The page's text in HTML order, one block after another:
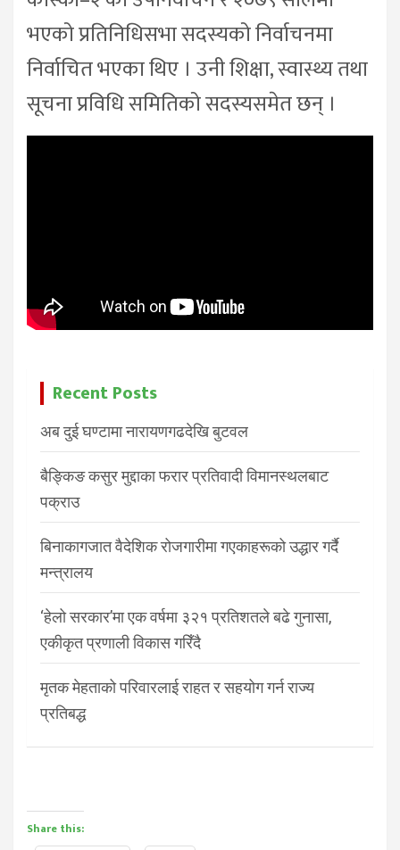
भएको प्रतिनिधिसभा सदस्यको निर्वाचनमा
निर्वाचित भएका थिए । उनी शिक्षा, स्वास्थ्य तथा
सूचना प्रविधि समितिको सदस्यसमेत छन् ।
Recent Posts
अब दुई घण्टामा नारायणगढदेखि बुटवल
बैङ्किङ कसुर मुद्दाका फरार प्रतिवादी विमानस्थलबाट
पक्राउ
बिनाकागजात वैदेशिक रोजगारीमा गएकाहरूको उद्धार गर्दै
मन्त्रालय
‘हेलो सरकार’मा एक वर्षमा ३२१ प्रतिशतले बढे गुनासा,
एकीकृत प्रणाली विकास गरिँदै
मृतक मेहताको परिवारलाई राहत र सहयोग गर्न राज्य
प्रतिबद्ध
Share this: